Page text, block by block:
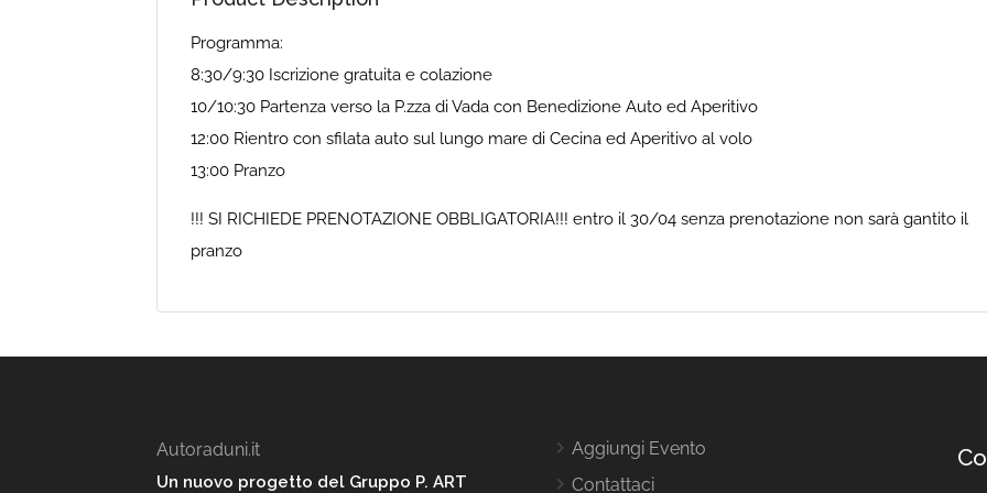
Programma:
8:30/9:30 Iscrizione gratuita e colazione
10/10:30 Partenza verso la P.zza di Vada con Benedizione Auto ed Aperitivo
12:00 Rientro con sfilata auto sul lungo mare di Cecina ed Aperitivo al volo
13:00 Pranzo
!!! SI RICHIEDE PRENOTAZIONE OBBLIGATORIA!!! entro il 30/04 senza prenotazione non sarà gantito il
pranzo
Autoraduni.it
Un nuovo progetto del Gruppo P. ART
Aggiungi Evento
Contattaci